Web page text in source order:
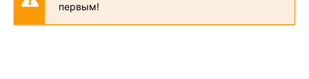
первым!